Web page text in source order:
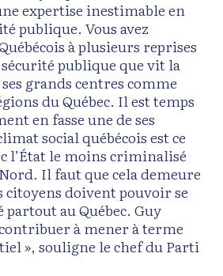
expertise inestimable en
publique. Vous avez
à plusieurs reprises
publique que vit la
grands centres comme
du Québec. Il est temps
en fasse une de ses
social québécois est ce
l’État le moins criminalisé
Il faut que cela demeure
citoyens doivent pouvoir se
au Québec. Guy
à mener à terme
», souligne le chef du Parti